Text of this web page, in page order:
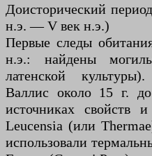
Доисторический
н.э. — V век н.э.)
Первые следы
н.э.: найдены
латенской
Валлис около 15 г.
источниках свойств
Leucensia (или
использовали